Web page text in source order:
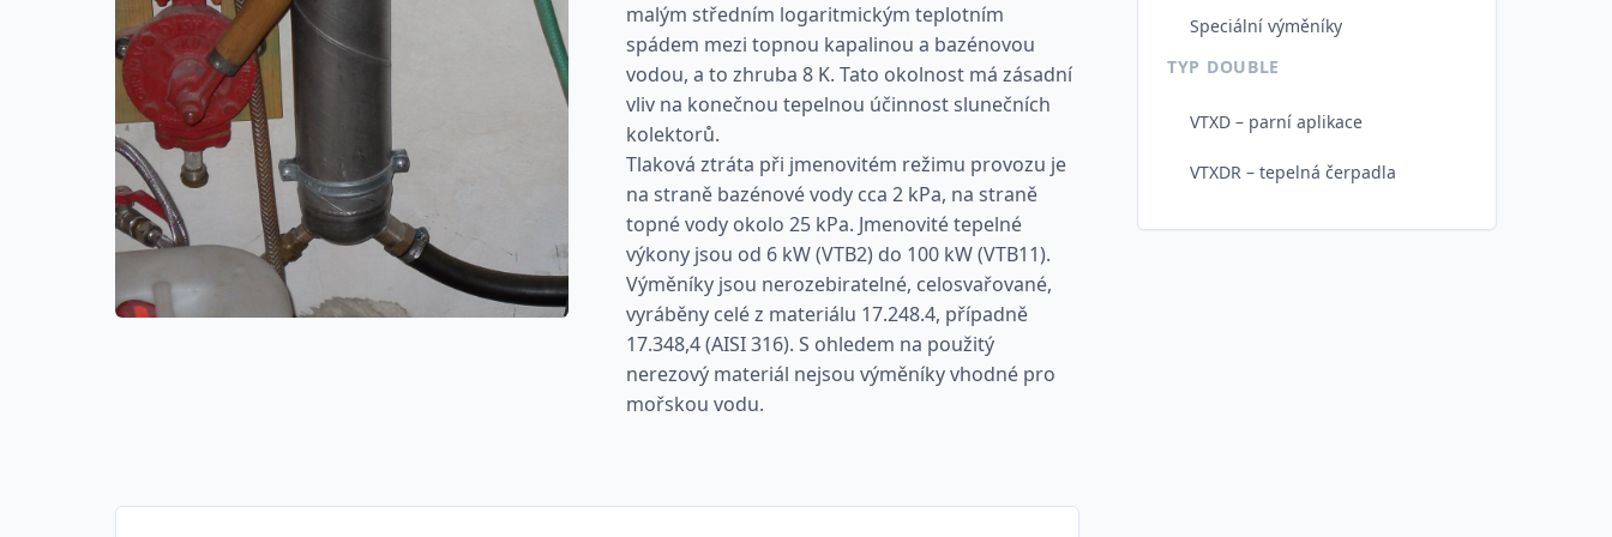
malým středním logaritmickým teplotním
spádem mezi topnou kapalinou a bazénovou
vodou, a to zhruba 8 K. Tato okolnost má zásadní
vliv na konečnou tepelnou účinnost slunečních
kolektorů.
Tlaková ztráta při jmenovitém režimu provozu je
na straně bazénové vody cca 2 kPa, na straně
topné vody okolo 25 kPa. Jmenovité tepelné
výkony jsou od 6 kW (VTB2) do 100 kW (VTB11).
Výměníky jsou nerozebiratelné, celosvařované,
vyráběny celé z materiálu 17.248.4, případně
17.348,4 (AISI 316). S ohledem na použitý
nerezový materiál nejsou výměníky vhodné pro
mořskou vodu.
Speciální výměníky
TYP DOUBLE
VTXD – parní aplikace
VTXDR – tepelná čerpadla